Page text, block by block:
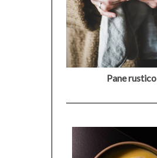
Pane rustico